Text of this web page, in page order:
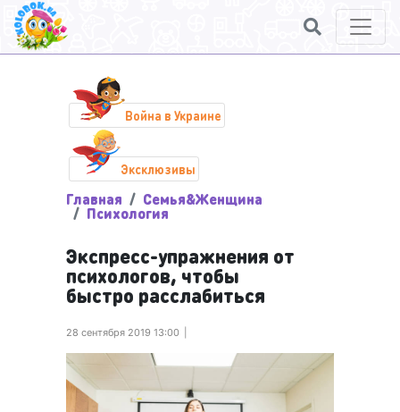
Война в Украине
Эксклюзивы
Главная Семья&Женщина
Психология
Экспресс-упражнения от
психологов, чтобы
быстро расслабиться
28 сентября 2019 13:00